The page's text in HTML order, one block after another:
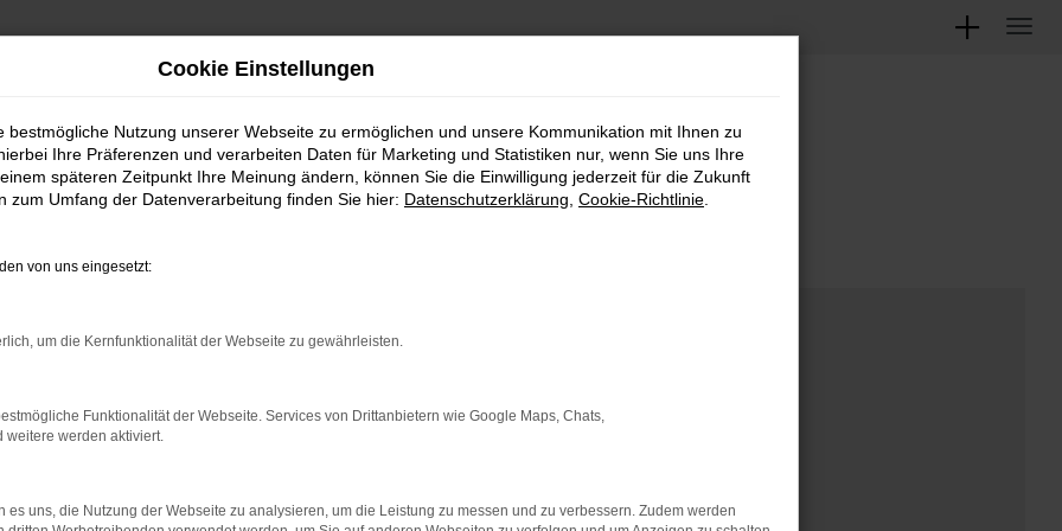
Cookie Einstellungen
bestmögliche Nutzung unserer Webseite zu ermöglichen und unsere Kommunikation mit Ihnen zu
Ihre Präferenzen und verarbeiten Daten für Marketing und Statistiken nur, wenn Sie uns Ihre
späteren Zeitpunkt Ihre Meinung ändern, können Sie die Einwilligung jederzeit für die Zukunft
zum Umfang der Datenverarbeitung finden Sie hier: Datenschutzerklärung Cookie-Richtlinie
von uns eingesetzt:
um die Kernfunktionalität der Webseite zu gewährleisten.
Funktionalität der Webseite. Services von Drittanbietern wie Google Maps, Chats,
weitere werden aktiviert.
es uns, die Nutzung der Webseite zu analysieren, um die Leistung zu messen und zu verbessern. Zudem werden